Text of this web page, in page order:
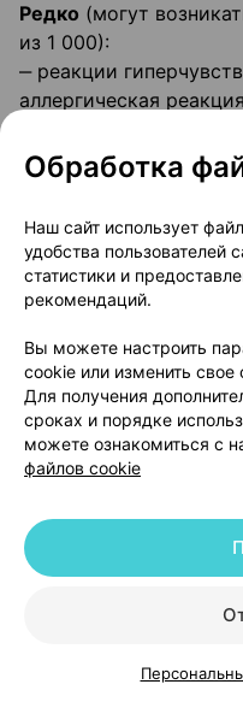
Каталог
Редко (могут
из 1 000):
‒ реакции
аллергическая
дерматит);
‒ повышенная
‒ головокружение,
‒ расширение зрачка
фокусировки глаз
глаукомы (чаще у
глаукомой);
‒ частое
сердцебиения,
давления;
(диарея);
‒ повышение
ограниченное
‒ затруднение
Обработка
Наш сайт использует
удобства пользователей
статистики и
рекомендаций.
Вы можете настроить
cookie или изменить свое
Для получения
сроках и порядке
можете ознакомиться с
файлов cookie